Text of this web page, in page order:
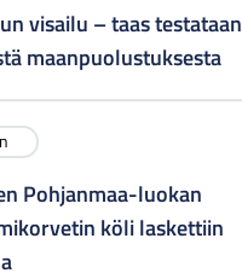
visailu – taas testataan
maanpuolustuksesta
Pohjanmaa-luokan
köli laskettiin